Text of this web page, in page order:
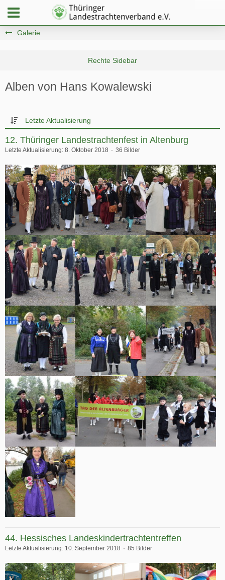
Galerie
Alben von Hans Kowalewski
Letzte Aktualisierung
12. Thüringer Landestrachtenfest in Altenburg
Letzte Aktualisierung: 8. Oktober 2018 36 Bilder
44. Hessisches Landeskindertrachtentreffen
Letzte Aktualisierung: 10. September 2018 85 Bilder